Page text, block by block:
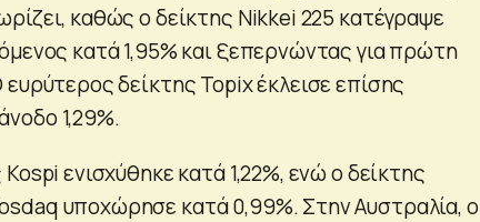
καθώς ο δείκτης Nikkei 225 κατέγραψε
κατά 1,95% και ξεπερνώντας για πρώτη
δείκτης Topix έκλεισε επίσης
1,29%.
ενισχύθηκε κατά 1,22%, ενώ ο δείκτης
υποχώρησε κατά 0,99%. Στην Αυστραλία, ο